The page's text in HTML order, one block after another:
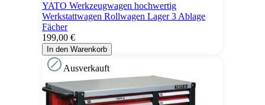
YATO Werkzeugwagen hochwertig
Werkstattwagen Rollwagen Lager 3 Ablage
Fächer
199,00 €
In den Warenkorb
Ausverkauft